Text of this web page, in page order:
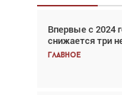
Впервые с 2024
снижается три
Главное
Взгляд с
спасательных
Главное